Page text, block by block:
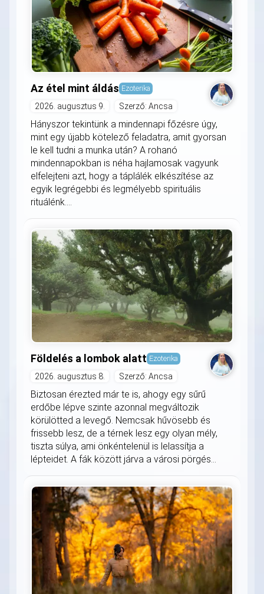
Az étel mint áldás Ezoterika
2026. augusztus 9. Szerző: Ancsa
Hányszor tekintünk a mindennapi főzésre úgy,
mint egy újabb kötelező feladatra, amit gyorsan
le kell tudni a munka után? A rohanó
mindennapokban is néha hajlamosak vagyunk
elfelejteni azt, hogy a táplálék elkészítése az
egyik legrégebbi és legmélyebb spirituális
rituálénk....
Földelés a lombok alatt Ezoterika
2026. augusztus 8. Szerző: Ancsa
Biztosan érezted már te is, ahogy egy sűrű
erdőbe lépve szinte azonnal megváltozik
körülötted a levegő. Nemcsak hűvösebb és
frissebb lesz, de a térnek lesz egy olyan mély,
tiszta súlya, ami önkéntelenül is lelassítja a
lépteidet. A fák között járva a városi pörgés...